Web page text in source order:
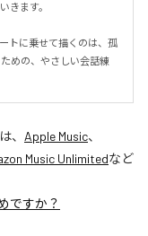
きます。
トに乗せて描くのは、孤
めの、やさしい会話練
、 Apple Music、
Music Unlimitedなど
ですか？